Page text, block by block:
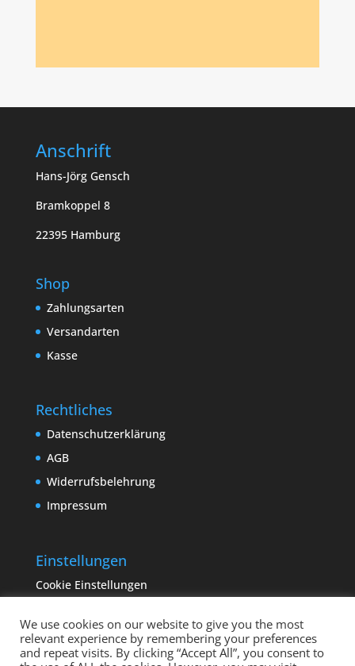
Anschrift
Hans-Jörg Gensch
Bramkoppel 8
22395 Hamburg
Shop
Zahlungsarten
Versandarten
Kasse
Rechtliches
Datenschutzerklärung
AGB
Widerrufsbelehrung
Impressum
Einstellungen
Cookie Einstellungen
We use cookies on our website to give you the most
relevant experience by remembering your preferences
and repeat visits. By clicking “Accept All”, you consent to